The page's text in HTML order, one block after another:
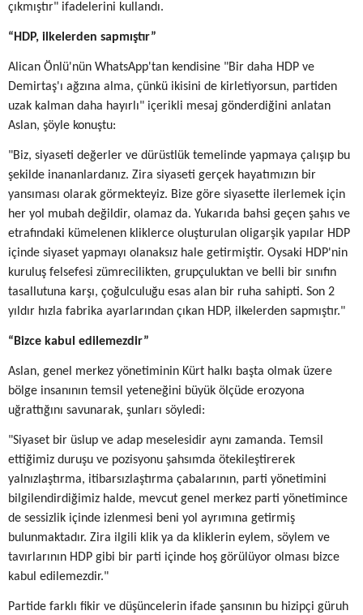
çıkmıştır" ifadelerini kullandı.
“HDP, ilkelerden sapmıştır”
Alican Önlü'nün WhatsApp'tan kendisine "Bir daha HDP ve
Demirtaş'ı ağzına alma, çünkü ikisini de kirletiyorsun, partiden
uzak kalman daha hayırlı" içerikli mesaj gönderdiğini anlatan
Aslan, şöyle konuştu:
"Biz, siyaseti değerler ve dürüstlük temelinde yapmaya çalışıp bu
şekilde inananlardanız. Zira siyaseti gerçek hayatımızın bir
yansıması olarak görmekteyiz. Bize göre siyasette ilerlemek için
her yol mubah değildir, olamaz da. Yukarıda bahsi geçen şahıs ve
etrafındaki kümelenen kliklerce oluşturulan oligarşik yapılar HDP
içinde siyaset yapmayı olanaksız hale getirmiştir. Oysaki HDP'nin
kuruluş felsefesi zümrecilikten, grupçuluktan ve belli bir sınıfın
tasallutuna karşı, çoğulculuğu esas alan bir ruha sahipti. Son 2
yıldır hızla fabrika ayarlarından çıkan HDP, ilkelerden sapmıştır."
“Bizce kabul edilemezdir”
Aslan, genel merkez yönetiminin Kürt halkı başta olmak üzere
bölge insanının temsil yeteneğini büyük ölçüde erozyona
uğrattığını savunarak, şunları söyledi:
"Siyaset bir üslup ve adap meselesidir aynı zamanda. Temsil
ettiğimiz duruşu ve pozisyonu şahsımda ötekileştirerek
yalnızlaştırma, itibarsızlaştırma çabalarının, parti yönetimini
bilgilendirdiğimiz halde, mevcut genel merkez parti yönetimince
de sessizlik içinde izlenmesi beni yol ayrımına getirmiş
bulunmaktadır. Zira ilgili klik ya da kliklerin eylem, söylem ve
tavırlarının HDP gibi bir parti içinde hoş görülüyor olması bizce
kabul edilemezdir."
Partide farklı fikir ve düşüncelerin ifade şansının bu hizipçi güruh